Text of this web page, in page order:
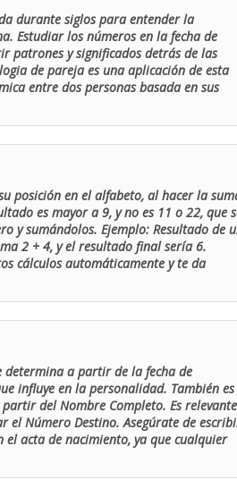
durante siglos para entender la
Estudiar los números en la fecha de
patrones y significados detrás de las
de pareja es una aplicación de esta
entre dos personas basada en sus
posición en el alfabeto, al hacer la
es mayor a 9, y no es 11 o 22, que
y sumándolos. Ejemplo: Resultado de
2 + 4, y el resultado final sería 6.
cálculos automáticamente y te da
determina a partir de la fecha de
influye en la personalidad. También es
del Nombre Completo. Es relevante
el Número Destino. Asegúrate de
acta de nacimiento, ya que cualquier